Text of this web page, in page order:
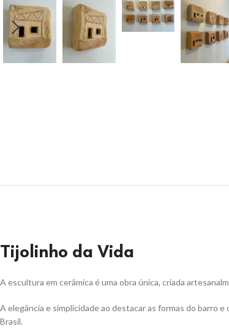
Tijolinho da Vida
A escultura em cerâmica é uma obra única, criada
A elegância e simplicidade ao destacar as formas do barro
Brasil.